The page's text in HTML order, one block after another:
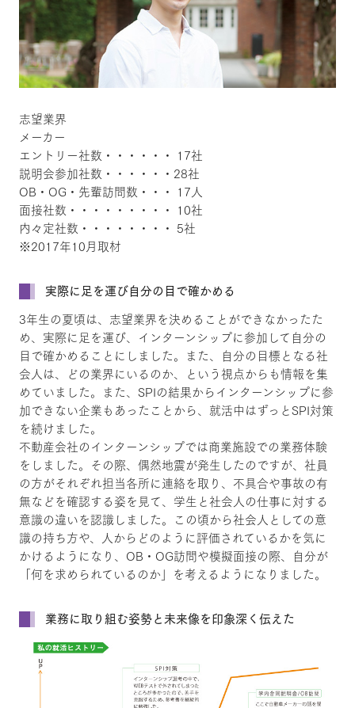
志望業界
メーカー
エントリー社数・・・・・・ 17社
説明会参加社数・・・・・・28社
OB・OG・先輩訪問数・・・ 17人
面接社数・・・・・・・・・ 10社
内々定社数・・・・・・・・ 5社
※2017年10月取材
実際に足を運び自分の目で確かめる
3年生の夏頃は、志望業界を決めることができなかったた
め、実際に足を運び、インターンシップに参加して自分の
目で確かめることにしました。また、自分の目標となる社
会人は、どの業界にいるのか、という視点からも情報を集
めていました。また、SPIの結果からインターンシップに参
加できない企業もあったことから、就活中はずっとSPI対策
を続けました。
不動産会社のインターンシップでは商業施設での業務体験
をしました。その際、偶然地震が発生したのですが、社員
の方がそれぞれ担当各所に連絡を取り、不具合や事故の有
無などを確認する姿を見て、学生と社会人の仕事に対する
意識の違いを認識しました。この頃から社会人としての意
識の持ち方や、人からどのように評価されているかを気に
かけるようになり、OB・OG訪問や模擬面接の際、自分が
「何を求められているのか」を考えるようになりました。
業務に取り組む姿勢と未来像を印象深く伝えた